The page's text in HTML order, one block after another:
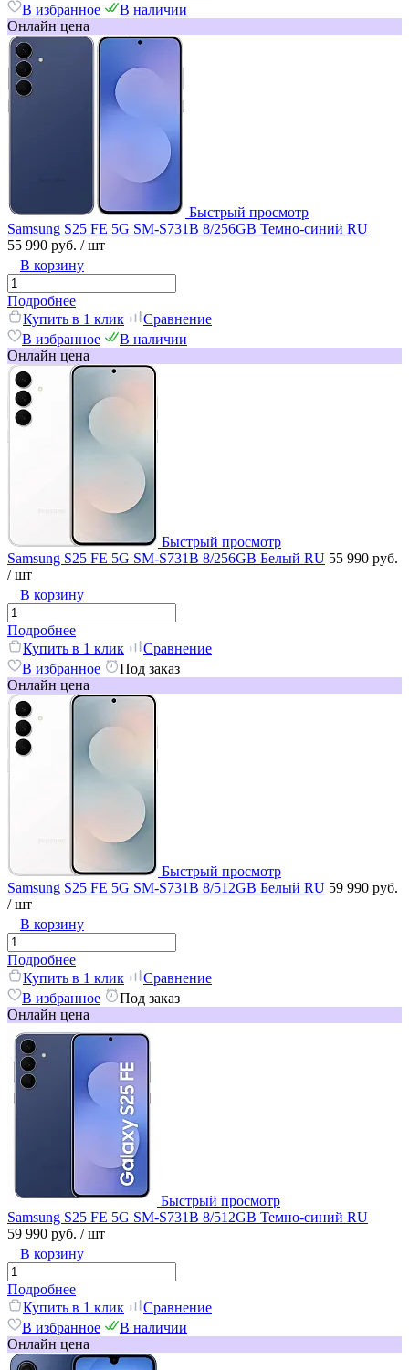
В избранное
В наличии
Онлайн цена
Быстрый просмотр
Samsung S25 FE 5G SM-S731B 8/256GB Темно-синий RU
55 990 руб. / шт
В корзину
Подробнее
Купить в 1 клик
Сравнение
В избранное
В наличии
Онлайн цена
Быстрый просмотр
Samsung S25 FE 5G SM-S731B 8/256GB Белый RU 55 990 руб.
/ шт
В корзину
Подробнее
Купить в 1 клик
Сравнение
В избранное
Под заказ
Онлайн цена
Быстрый просмотр
Samsung S25 FE 5G SM-S731B 8/512GB Белый RU 59 990 руб.
/ шт
В корзину
Подробнее
Купить в 1 клик
Сравнение
В избранное
Под заказ
Онлайн цена
Быстрый просмотр
Samsung S25 FE 5G SM-S731B 8/512GB Темно-синий RU
59 990 руб. / шт
В корзину
Подробнее
Купить в 1 клик
Сравнение
В избранное
В наличии
Онлайн цена